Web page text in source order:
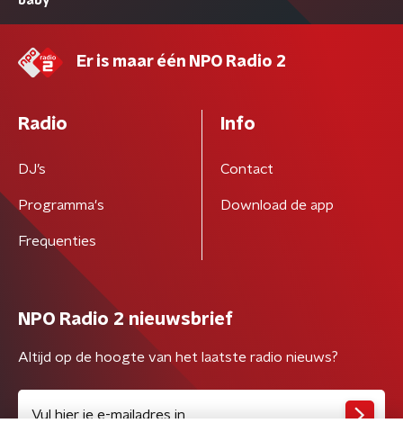
Er is maar één NPO Radio 2
Radio
DJ’s
Programma's
Frequenties
Info
Contact
Download de app
NPO Radio 2 nieuwsbrief
Altijd op de hoogte van het laatste radio nieuws?